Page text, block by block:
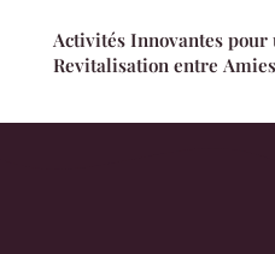
Activités Innovantes pour
Revitalisation entre Amies